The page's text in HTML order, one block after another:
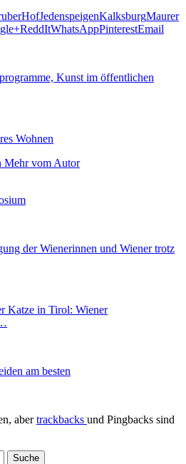
HofJedenspeigenKalksburgMaurer
ReddItWhatsAppPinterestEmail
Kunst im öffentlichen
Wohnen
Mehr vom Autor
der Wienerinnen und Wiener trotz
Katze in Tirol: Wiener
am besten
abertrackbacks und Pingbacks sind